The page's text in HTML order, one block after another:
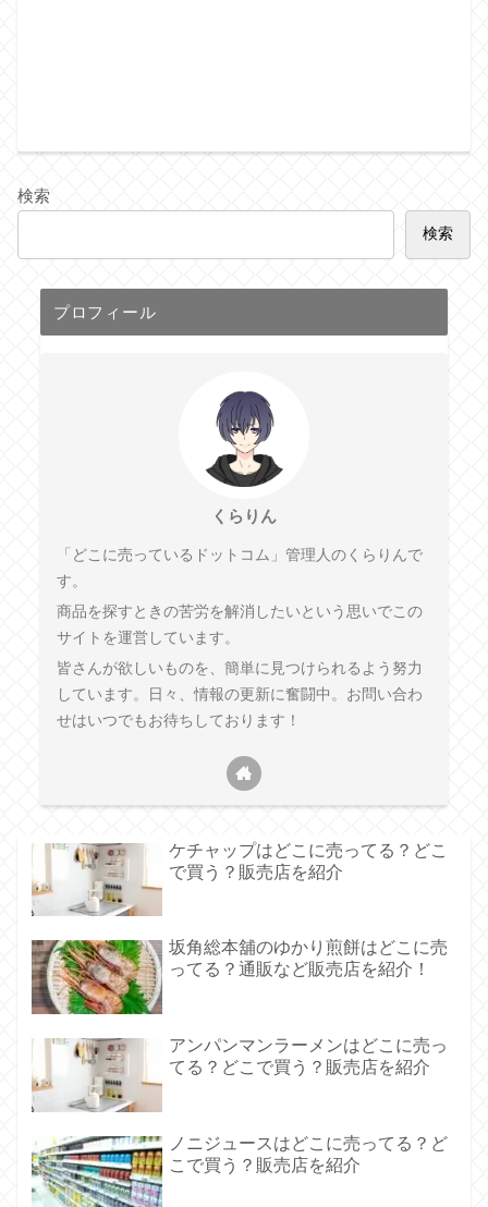
検索
検索
プロフィール
くらりん
「どこに売っているドットコム」管理人のくらりんで
す。
商品を探すときの苦労を解消したいという思いでこの
サイトを運営しています。
皆さんが欲しいものを、簡単に見つけられるよう努力
しています。日々、情報の更新に奮闘中。お問い合わ
せはいつでもお待ちしております！
ケチャップはどこに売ってる？どこ
で買う？販売店を紹介
坂角総本舖のゆかり煎餅はどこに売
ってる？通販など販売店を紹介！
アンパンマンラーメンはどこに売っ
てる？どこで買う？販売店を紹介
ノニジュースはどこに売ってる？ど
こで買う？販売店を紹介